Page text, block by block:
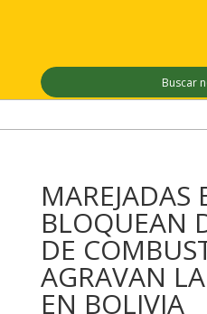
MAREJADAS
BLOQUEAN
DE
AGRAVAN
EN BOLIVIA